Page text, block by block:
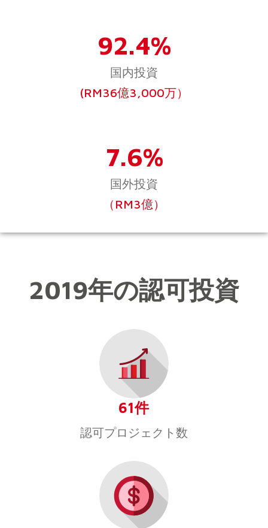
92.4%
国内投資
(RM36億3,000万）
7.6%
国外投資
（RM3億）
2019年の認可投資
61件
認可プロジェクト数